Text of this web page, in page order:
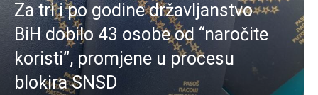
Za tri i po godine državljanstvo
BiH dobilo 43 osobe od “naročite
koristi”, promjene u procesu
blokira SNSD